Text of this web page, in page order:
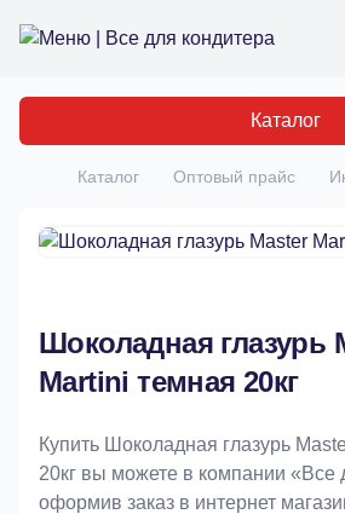
Все для кондитера
Каталог
Главная
Каталог Оптовый прайс
Шоколадная глазурь
Martini темная 20кг
Купить Шоколадная глазурь
20кг вы можете в компании «Bce
оформив заказ в интернет